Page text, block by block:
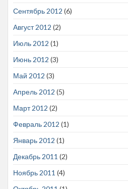
Сентябрь 2012 (6)
Август 2012 (2)
Июль 2012 (1)
Июнь 2012 (3)
Май 2012 (3)
Апрель 2012 (5)
Март 2012 (2)
Февраль 2012 (1)
Январь 2012 (1)
Декабрь 2011 (2)
Ноябрь 2011 (4)